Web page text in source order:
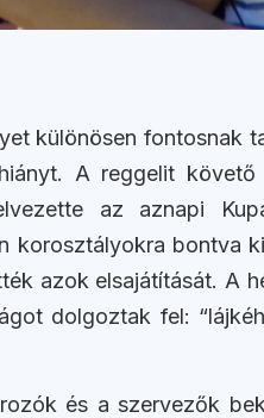
különösen fontosnak
A reggelit
az aznapi
korosztályokra bontva
azok elsajátítását. A
dolgoztak fel:
és a szervezők